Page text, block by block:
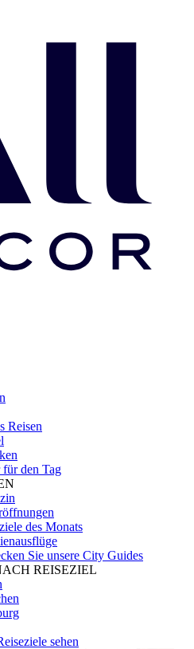
Reisen
den Tag
des Monats
Sie unsere City Guides
REISEZIEL
sehen